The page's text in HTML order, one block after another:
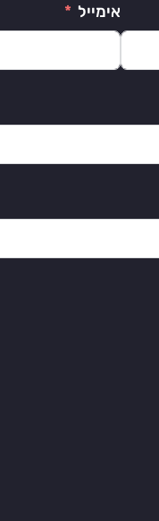
אימייל